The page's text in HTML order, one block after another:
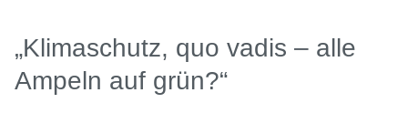
„Klimaschutz, quo vadis – alle
Ampeln auf grün?“